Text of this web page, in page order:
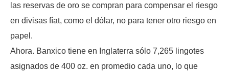
las reservas de oro se compran para compensar el riesgo
en divisas fíat, como el dólar, no para tener otro riesgo en
papel.
Ahora. Banxico tiene en Inglaterra sólo 7,265 lingotes
asignados de 400 oz. en promedio cada uno, lo que